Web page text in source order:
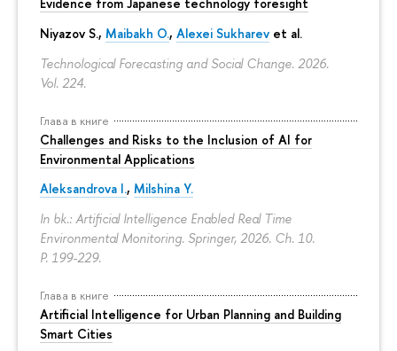
Evidence from Japanese technology foresight
Niyazov S., Maibakh O., Alexei Sukharev et al.
Technological Forecasting and Social Change. 2026.
Vol. 224.
Глава в книге
Challenges and Risks to the Inclusion of AI for
Environmental Applications
Aleksandrova I., Milshina Y.
In bk.: Artificial Intelligence Enabled Real Time
Environmental Monitoring. Springer, 2026. Ch. 10.
P. 199-229.
Глава в книге
Artificial Intelligence for Urban Planning and Building
Smart Cities